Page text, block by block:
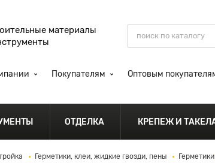
материалы
Покупателям Оптовым
ОТДЕЛКА КРЕПЕЖ И
Герметики, клеи, жидкие гвозди, пены Герметики